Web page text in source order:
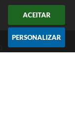
ACEITAR
PERSONALIZAR